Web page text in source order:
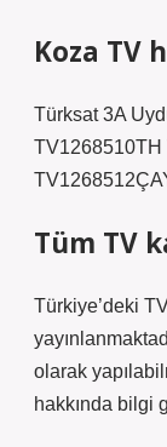
Koza TV
Türksat 3A
Tüm TV
Türkiye’deki
olarak
hakkında bilgi